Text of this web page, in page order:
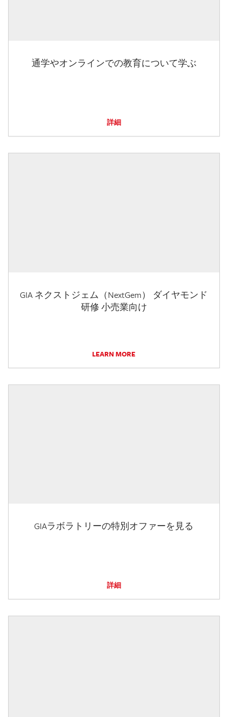
通学やオンラインでの教育について学ぶ
詳細
GIA ネクストジェム（NextGem） ダイヤモンド
研修 小売業向け
LEARN MORE
GIAラボラトリーの特別オファーを見る
詳細